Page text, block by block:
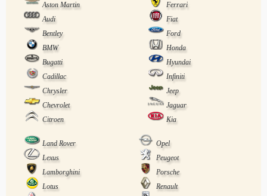
Aston Martin
Ferrari
Audi
Fiat
Bentley
Ford
BMW
Honda
Bugatti
Hyundai
Cadillac
Infiniti
Chrysler
Jeep
Chevrolet
Jaguar
Citroen
Kia
Land Rover
Opel
Lexus
Peugeot
Lamborghini
Porsche
Lotus
Renault